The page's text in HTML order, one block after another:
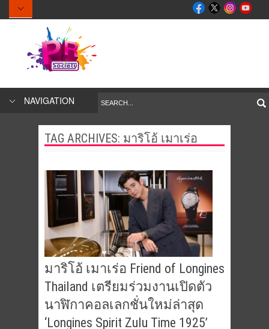
NAVIGATION
TAG ARCHIVES: มาริโอ้ เมาเร่อ
มาริโอ้ เมาเร่อ Friend of Longines
Thailand เตรียมร่วมงานเปิดตัว
นาฬิกาคอลเลกชั่นใหม่ล่าสุด
‘Longines Spirit Zulu Time 1925’